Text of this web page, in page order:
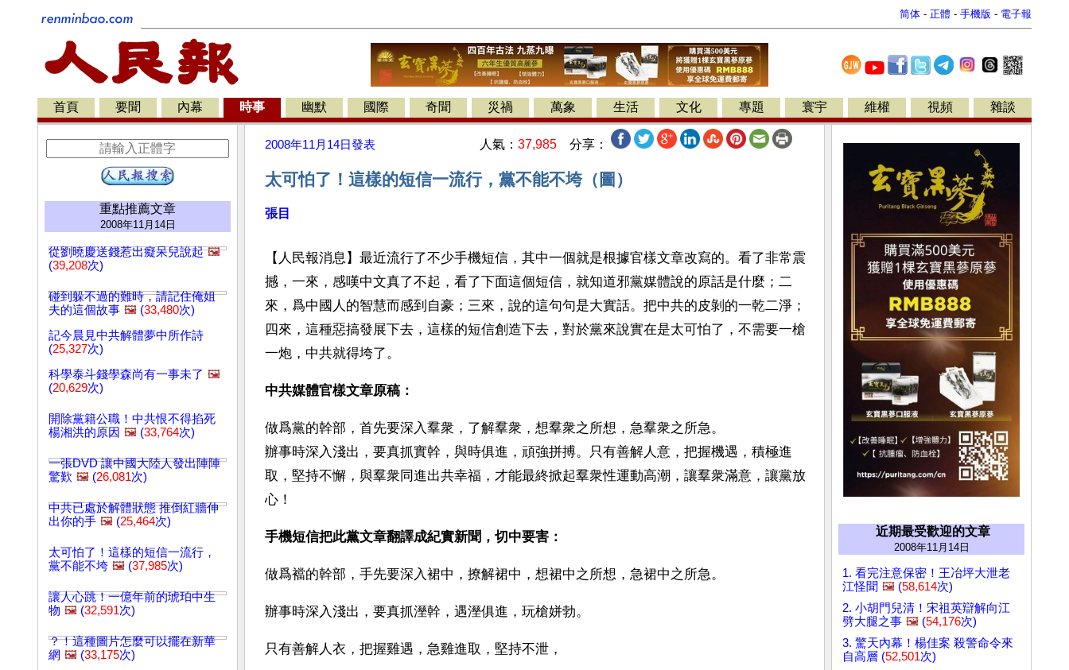
简体 - 正體 - 手機版 - 電子報
首頁 要聞 內幕 時事 幽默 國際 奇聞 災禍 萬象 生活 文化 專題 寰宇 維權 視頻 雜談
重點推薦文章
2008年11月14日
從劉曉慶送錢惹出癡呆兒說起 🖼️
(39,208次)
碰到躲不過的難時，請記住俺姐
夫的這個故事 🖼️ (33,480次)
記今晨見中共解體夢中所作詩
(25,327次)
科學泰斗錢學森尚有一事未了 🖼️
(20,629次)
開除黨籍公職！中共恨不得掐死
楊湘洪的原因 🖼️ (33,764次)
一張DVD 讓中國大陸人發出陣陣
驚歎 🖼️ (26,081次)
中共已處於解體狀態 推倒紅牆伸
出你的手 🖼️ (25,464次)
太可怕了！這樣的短信一流行，
黨不能不垮 🖼️ (37,985次)
讓人心跳！一億年前的琥珀中生
物 🖼️ (32,591次)
？！這種圖片怎麼可以擺在新華
網 🖼️ (33,175次)
2008年11月14日發表 人氣： 37,985 分享：
太可怕了！這樣的短信一流行，黨不能不垮（圖）
張目
【人民報消息】最近流行了不少手機短信，其中一個就是根據官樣文章改寫的。看了非常震
撼，一來，感嘆中文真了不起，看了下面這個短信，就知道邪黨媒體說的原話是什麼；二
來，爲中國人的智慧而感到自豪；三來，說的這句句是大實話。把中共的皮剝的一乾二淨；
四來，這種惡搞發展下去，這樣的短信創造下去，對於黨來說實在是太可怕了，不需要一槍
一炮，中共就得垮了。
中共媒體官樣文章原稿：
做爲黨的幹部，首先要深入羣衆，了解羣衆，想羣衆之所想，急羣衆之所急。
辦事時深入淺出，要真抓實幹，與時俱進，頑強拼搏。只有善解人意，把握機遇，積極進
取，堅持不懈，與羣衆同進出共幸福，才能最終掀起羣衆性運動高潮，讓羣衆滿意，讓黨放
心！
手機短信把此黨文章翻譯成紀實新聞，切中要害：
做爲襠的幹部，手先要深入裙中，撩解裙中，想裙中之所想，急裙中之所急。
辦事時深入淺出，要真抓溼幹，遇溼俱進，玩槍姘勃。
只有善解人衣，把握雞遇，急雞進取，堅持不泄，
近期最受歡迎的文章
2008年11月14日
1. 看完注意保密！王冶坪大泄老
江怪聞 🖼️ (58,614次)
2. 小胡門兒清！宋祖英辯解向江
劈大腿之事 🖼️ (54,176次)
3. 驚天內幕！楊佳案 殺警命令來
自高層 (52,501次)